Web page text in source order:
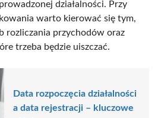
działalności. Przy
warto kierować się tym,
rozliczania przychodów oraz
trzeba będzie uiszczać.
Data rozpoczęcia działalności
a data rejestracji – kluczowe